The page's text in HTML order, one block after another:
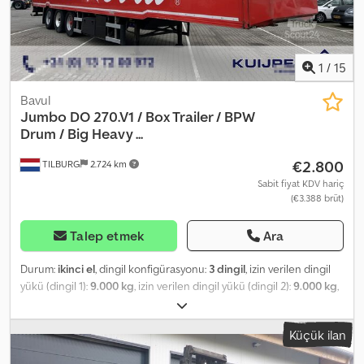
JDQN50/12/45V hakkında kapsamlı danışmanlık sunmaktan
memnuniyet duyar. Not: Forklift atölyemiz, 8 ton ve üzeri forkliftler
için bakım, onarım, revizyon ve özel yapılar konusunda
uzmanlaşmıştır. İsterseniz aracınızı komisyon satış için de teslim
edebilirsiniz. Dodpfxoxiyygs Am Ujck
1 / 15
TILBURG 2.724 km
Bavul
Jumbo DO 270.V1 / Box Trailer / BPW
Drum / Big Heavy ...
€2.800
Sabit fiyat KDV hariç
(€3.388 brüt)
Talep etmek Ara
Durum: ikinci el, dingil konfigürasyonu: 3 dingil, izin verilen dingil
yükü (dingil 1):9.000 kg , izin verilen dingil yükü (dingil 2):9.000 kg
9.000 kg
alanı uzunluğu:13.410 mm, yükleme alanı genişliği:2.470 mm,
yükleme alanı yüksekliği: 2.630 mm, toplam uzunluk:13.790 mm ,
toplam genişlik:
2.550 mm , toplam yükseklik:3.900 mm
Küçük ilan